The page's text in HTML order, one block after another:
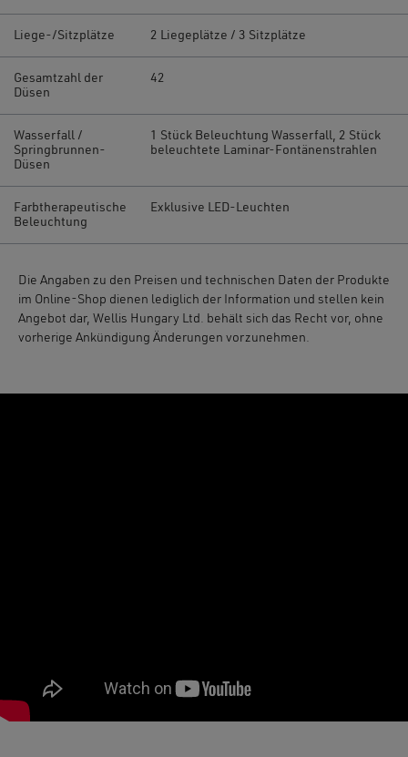
Liege-/Sitzplätze 2 Liegeplätze / 3 Sitzplätze
Gesamtzahl der
Düsen
42
Wasserfall /
Springbrunnen-
Düsen
1 Stück Beleuchtung Wasserfall, 2 Stück
beleuchtete Laminar-Fontänenstrahlen
Farbtherapeutische
Beleuchtung
Exklusive LED-Leuchten
Die Angaben zu den Preisen und technischen Daten der Produkte
im Online-Shop dienen lediglich der Information und stellen kein
Angebot dar, Wellis Hungary Ltd. behält sich das Recht vor, ohne
vorherige Ankündigung Änderungen vorzunehmen.